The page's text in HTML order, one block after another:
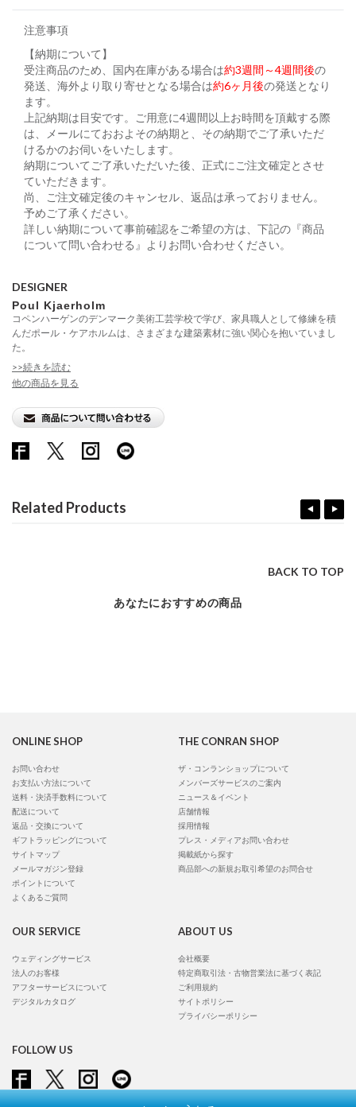
注意事項
【納期について】
受注商品のため、国内在庫がある場合は約3週間～4週間後の
発送、海外より取り寄せとなる場合は約6ヶ月後の発送となり
ます。
上記納期は目安です。ご用意に4週間以上お時間を頂戴する際
は、メールにておおよその納期と、その納期でご了承いただ
けるかのお伺いをいたします。
納期についてご了承いただいた後、正式にご注文確定とさせ
ていただきます。
尚、ご注文確定後のキャンセル、返品は承っておりません。
予めご了承ください。
詳しい納期について事前確認をご希望の方は、下記の『商品
について問い合わせる』よりお問い合わせください。
DESIGNER
Poul Kjaerholm
コペンハーゲンのデンマーク美術工芸学校で学び、家具職人として修練を積
んだポール・ケアホルムは、さまざまな建築素材に強い関心を抱いていまし
た。
>>続きを読む
他の商品を見る
Related Products
BACK TO TOP
あなたにおすすめの商品
ONLINE SHOP
お問い合わせ
お支払い方法について
送料・決済手数料について
配送について
返品・交換について
ギフトラッピングについて
サイトマップ
メールマガジン登録
ポイントについて
よくあるご質問
THE CONRAN SHOP
ザ・コンランショップについて
メンバーズサービスのご案内
ニュース＆イベント
店舗情報
採用情報
プレス・メディアお問い合わせ
掲載紙から探す
商品部への新規お取引希望のお問合せ
OUR SERVICE
ウェディングサービス
法人のお客様
アフターサービスについて
デジタルカタログ
ABOUT US
会社概要
特定商取引法・古物営業法に基づく表記
ご利用規約
サイトポリシー
プライバシーポリシー
FOLLOW US